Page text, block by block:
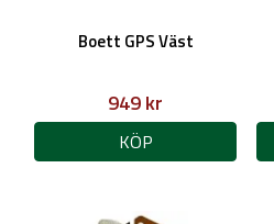
Boett GPS Väst
949 kr
KÖP